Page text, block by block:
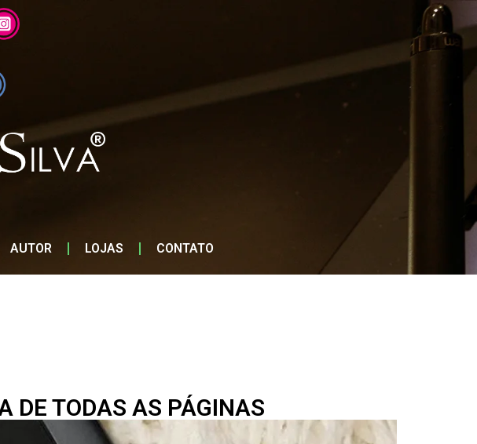
AUTOR LOJAS CONTATO
DE TODAS AS PÁGINAS